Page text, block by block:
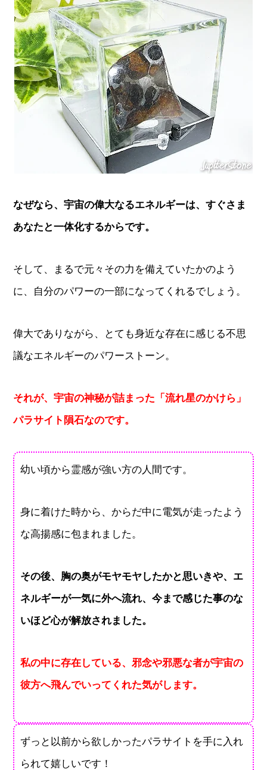
なぜなら、宇宙の偉大なるエネルギーは、すぐさま
あなたと一体化するからです。
そして、まるで元々その力を備えていたかのよう
に、自分のパワーの一部になってくれるでしょう。
偉大でありながら、とても身近な存在に感じる不思
議なエネルギーのパワーストーン。
それが、宇宙の神秘が詰まった「流れ星のかけら」
パラサイト隕石なのです。
幼い頃から霊感が強い方の人間です。
身に着けた時から、からだ中に電気が走ったよう
な高揚感に包まれました。
その後、胸の奥がモヤモヤしたかと思いきや、エ
ネルギーが一気に外へ流れ、今まで感じた事のな
いほど心が解放されました。
私の中に存在している、邪念や邪悪な者が宇宙の
彼方へ飛んでいってくれた気がします。
ずっと以前から欲しかったパラサイトを手に入れ
られて嬉しいです！